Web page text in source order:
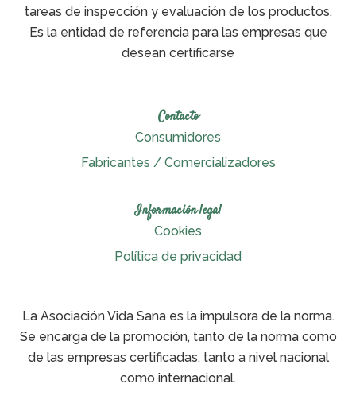
tareas de inspección y evaluación de los productos.
Es la entidad de referencia para las empresas que
desean certificarse
Contacto
Consumidores
Fabricantes / Comercializadores
Información legal
Cookies
Política de privacidad
La Asociación Vida Sana es la impulsora de la norma.
Se encarga de la promoción, tanto de la norma como
de las empresas certificadas, tanto a nivel nacional
como internacional.